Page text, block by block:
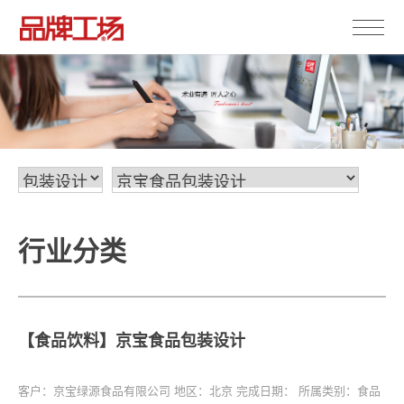
行业分类
【食品饮料】京宝食品包装设计
客户：京宝绿源食品有限公司 地区：北京 完成日期： 所属类别：食品